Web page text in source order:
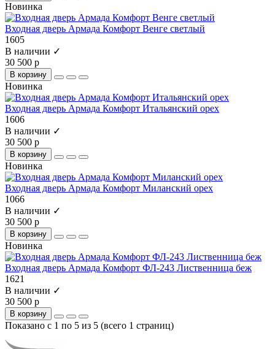
Новинка
Входная дверь Армада Комфорт Венге светлый
1605
В наличии ✓
30 500 р
В корзину
Новинка
Входная дверь Армада Комфорт Итальянский орех
1606
В наличии ✓
30 500 р
В корзину
Новинка
Входная дверь Армада Комфорт Миланский орех
1066
В наличии ✓
30 500 р
В корзину
Новинка
Входная дверь Армада Комфорт ФЛ-243 Лиственница беж
1621
В наличии ✓
30 500 р
В корзину
Показано с 1 по 5 из 5 (всего 1 страниц)